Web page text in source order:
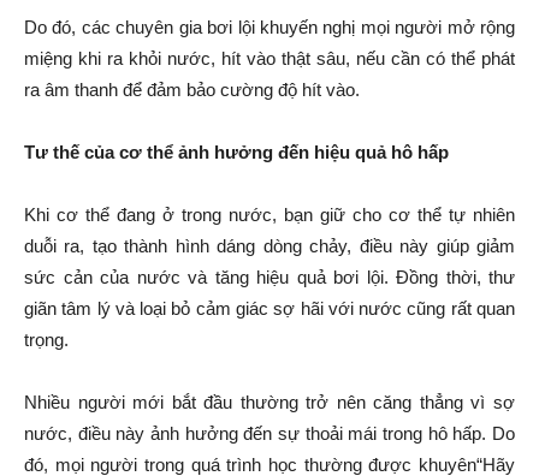
Do đó, các chuyên gia bơi lội khuyến nghị mọi người mở rộng
miệng khi ra khỏi nước, hít vào thật sâu, nếu cần có thể phát
ra âm thanh để đảm bảo cường độ hít vào.
Tư thế của cơ thể ảnh hưởng đến hiệu quả hô hấp
Khi cơ thể đang ở trong nước, bạn giữ cho cơ thể tự nhiên
duỗi ra, tạo thành hình dáng dòng chảy, điều này giúp giảm
sức cản của nước và tăng hiệu quả bơi lội. Đồng thời, thư
giãn tâm lý và loại bỏ cảm giác sợ hãi với nước cũng rất quan
trọng.
Nhiều người mới bắt đầu thường trở nên căng thẳng vì sợ
nước, điều này ảnh hưởng đến sự thoải mái trong hô hấp. Do
đó, mọi người trong quá trình học thường được khuyên“Hãy